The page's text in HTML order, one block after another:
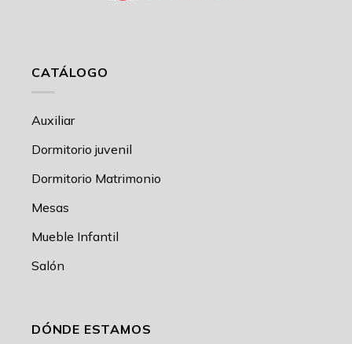
CATÁLOGO
Auxiliar
Dormitorio juvenil
Dormitorio Matrimonio
Mesas
Mueble Infantil
Salón
DÓNDE ESTAMOS